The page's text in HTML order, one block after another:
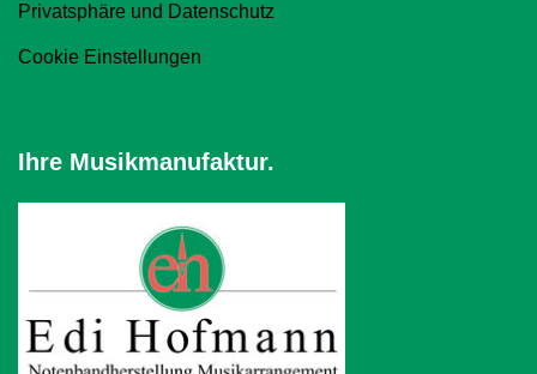
Privatsphäre und Datenschutz
Cookie Einstellungen
Ihre Musikmanufaktur.